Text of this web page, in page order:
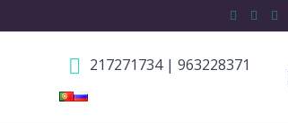
217271734 | 963228371